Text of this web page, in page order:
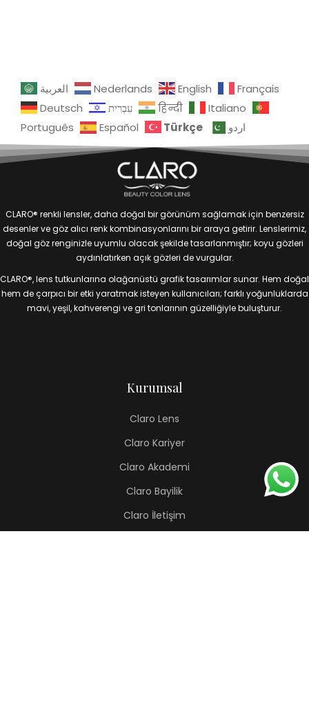
العربية Nederlands English
Français
Deutsch
עִבְרִית हिन्दी
Italiano
Português
Español Türkçe اردو
CLARO® renkli lensler, daha doğal bir görünüm sağlamak için benzersiz
desenler ve göz alıcı renk kombinasyonlarını bir araya getirir. Lenslerimiz,
doğal göz renginizle uyumlu olacak şekilde tasarlanmıştır; koyu gözleri
aydınlatırken açık gözleri de vurgular.
CLARO®, lens tutkunlarına olağanüstü grafik tasarımlar sunar. Hem doğal
hem de çarpıcı bir etki yaratmak isteyen kullanıcıları; farklı yoğunluklarda
mavi, yeşil, kahverengi ve gri tonlarının güzelliğiyle buluşturur.
Kurumsal
Claro Lens
Claro Kariyer
Claro Akademi
Claro Bayilik
Claro İletişim